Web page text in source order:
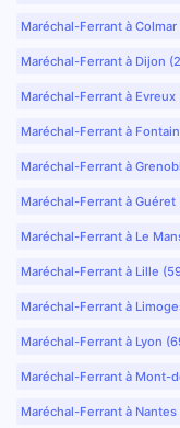
Maréchal-Ferrant à Colmar
Maréchal-Ferrant à Dijon
Maréchal-Ferrant à Evreux
Maréchal-Ferrant à
Maréchal-Ferrant à
Maréchal-Ferrant à Guéret
Maréchal-Ferrant à Le
Maréchal-Ferrant à Lille
Maréchal-Ferrant à
Maréchal-Ferrant à Lyon
Maréchal-Ferrant à Mont-
Maréchal-Ferrant à Nantes